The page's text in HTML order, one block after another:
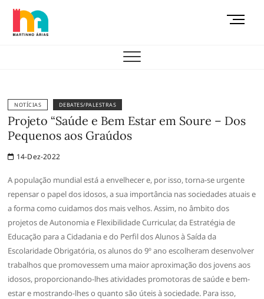
Skip
content
M
t
NOTÍCIAS DEBATES/PALESTRAS
Projeto “Saúde e Bem Estar em Soure – Dos
Pequenos aos Graúdos
14-Dez-2022
A população mundial está a envelhecer e, por isso, torna-se urgente
repensar o papel dos idosos, a sua importância nas sociedades atuais e
a forma como cuidamos dos mais velhos. Assim, no âmbito dos
projetos de Autonomia e Flexibilidade Curricular, da Estratégia de
Educação para a Cidadania e do Perfil dos Alunos à Saída da
Escolaridade Obrigatória, os alunos do 9º ano escolheram desenvolver
trabalhos que promovessem uma maior aproximação dos jovens aos
idosos, proporcionando-lhes atividades promotoras de saúde e bem-
estar e mostrando-lhes o quanto são úteis à sociedade. Para isso,